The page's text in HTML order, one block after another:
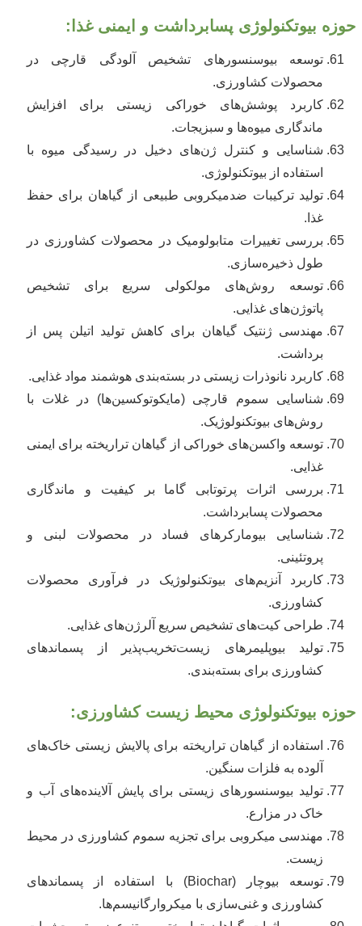
حوزه بیوتکنولوژی پسا‌برداشت و ایمنی غذا:
توسعه بیوسنسورهای تشخیص آلودگی قارچی در
محصولات کشاورزی.
کاربرد پوشش‌های خوراکی زیستی برای افزایش
ماندگاری میوه‌ها و سبزیجات.
شناسایی و کنترل ژن‌های دخیل در رسیدگی میوه با
استفاده از بیوتکنولوژی.
تولید ترکیبات ضدمیکروبی طبیعی از گیاهان برای حفظ
غذا.
بررسی تغییرات متابولومیک در محصولات کشاورزی در
طول ذخیره‌سازی.
توسعه روش‌های مولکولی سریع برای تشخیص
پاتوژن‌های غذایی.
مهندسی ژنتیک گیاهان برای کاهش تولید اتیلن پس از
برداشت.
کاربرد نانوذرات زیستی در بسته‌بندی هوشمند مواد غذایی.
شناسایی سموم قارچی (مایکوتوکسین‌ها) در غلات با
روش‌های بیوتکنولوژیک.
توسعه واکسن‌های خوراکی از گیاهان تراریخته برای ایمنی
غذایی.
بررسی اثرات پرتوتابی گاما بر کیفیت و ماندگاری
محصولات پسا‌برداشت.
شناسایی بیومارکرهای فساد در محصولات لبنی و
پروتئینی.
کاربرد آنزیم‌های بیوتکنولوژیک در فرآوری محصولات
کشاورزی.
طراحی کیت‌های تشخیص سریع آلرژن‌های غذایی.
تولید بیوپلیمرهای زیست‌تخریب‌پذیر از پسماندهای
کشاورزی برای بسته‌بندی.
حوزه بیوتکنولوژی محیط زیست کشاورزی:
استفاده از گیاهان تراریخته برای پالایش زیستی خاک‌های
آلوده به فلزات سنگین.
تولید بیوسنسورهای زیستی برای پایش آلاینده‌های آب و
خاک در مزارع.
مهندسی میکروبی برای تجزیه سموم کشاورزی در محیط
زیست.
توسعه بیوچار (Biochar) با استفاده از پسماندهای
کشاورزی و غنی‌سازی با میکروارگانیسم‌ها.